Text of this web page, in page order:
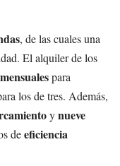
, de las cuales una
El alquiler de los
para
los de tres. Además,
ynueve
deeficiencia